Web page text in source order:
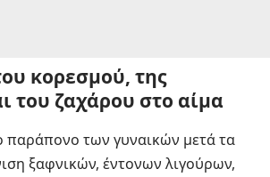
κορεσμού, της
του ζαχάρου στο αίμα
παράπονο των γυναικών μετά τα
ξαφνικών, έντονων λιγούρων,